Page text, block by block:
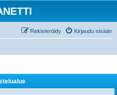
Kirjaudu sisään
Rekisteröidy